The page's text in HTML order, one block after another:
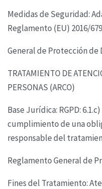
Medidas de Seguridad:
Reglamento (EU) 2016/
General de Protección de
TRATAMIENTO DE
PERSONAS (ARCO)
Base Jurídica: RGPD:
cumplimiento de una
responsable del
Reglamento General de
Fines del Tratamiento: